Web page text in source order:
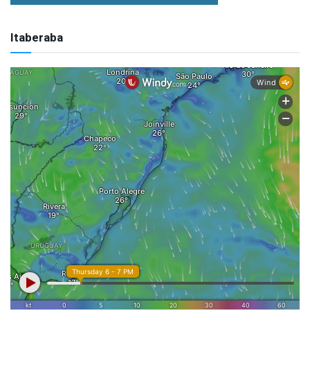
Itaberaba